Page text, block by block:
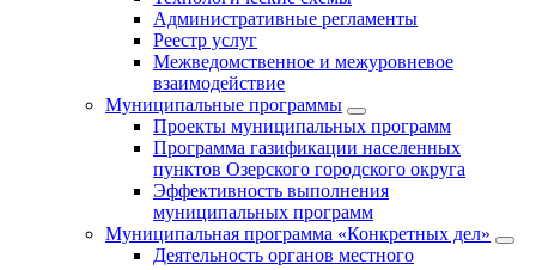
Административные регламенты
Реестр услуг
Межведомственное и межуровневое
взаимодействие
Муниципальные программы
Проекты муниципальных программ
Программа газификации населенных
пунктов Озерского городского округа
Эффективность выполнения
муниципальных программ
Муниципальная программа «Конкретных дел»
Деятельность органов местного